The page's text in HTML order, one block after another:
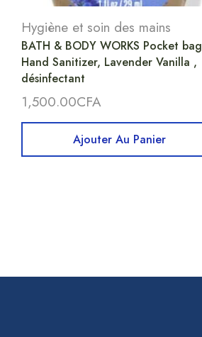
Hygiène et soin des mains
BATH & BODY WORKS Pocket bag
Hand Sanitizer, Lavender Vanilla ,
désinfectant
1,500.00CFA
Ajouter Au Panier